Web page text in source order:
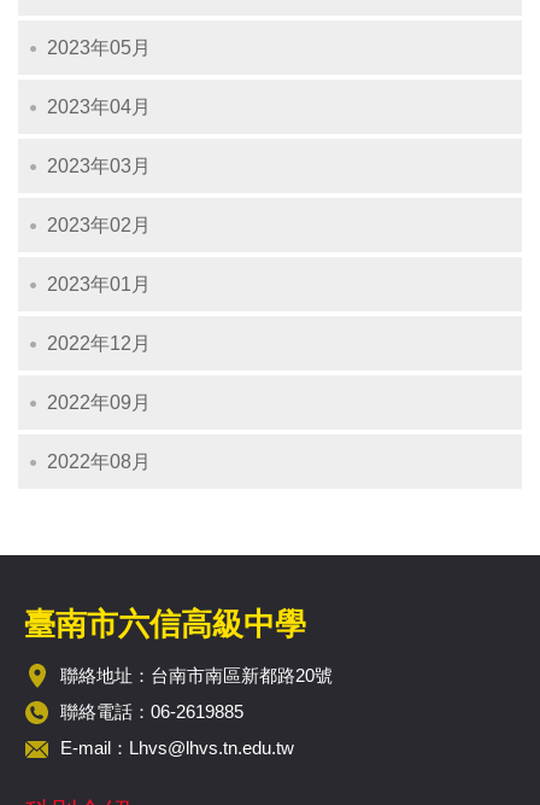
2023年05月
2023年04月
2023年03月
2023年02月
2023年01月
2022年12月
2022年09月
2022年08月
臺南市六信高級中學
聯絡地址：台南市南區新都路20號
聯絡電話：06-2619885
E-mail： Lhvs@lhvs.tn.edu.tw